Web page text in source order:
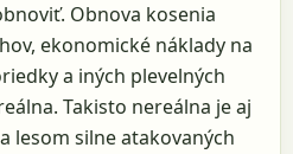
Obnova kosenia
ekonomické náklady na
a iných plevelných
Takisto nereálna je aj
lesom silne atakovaných